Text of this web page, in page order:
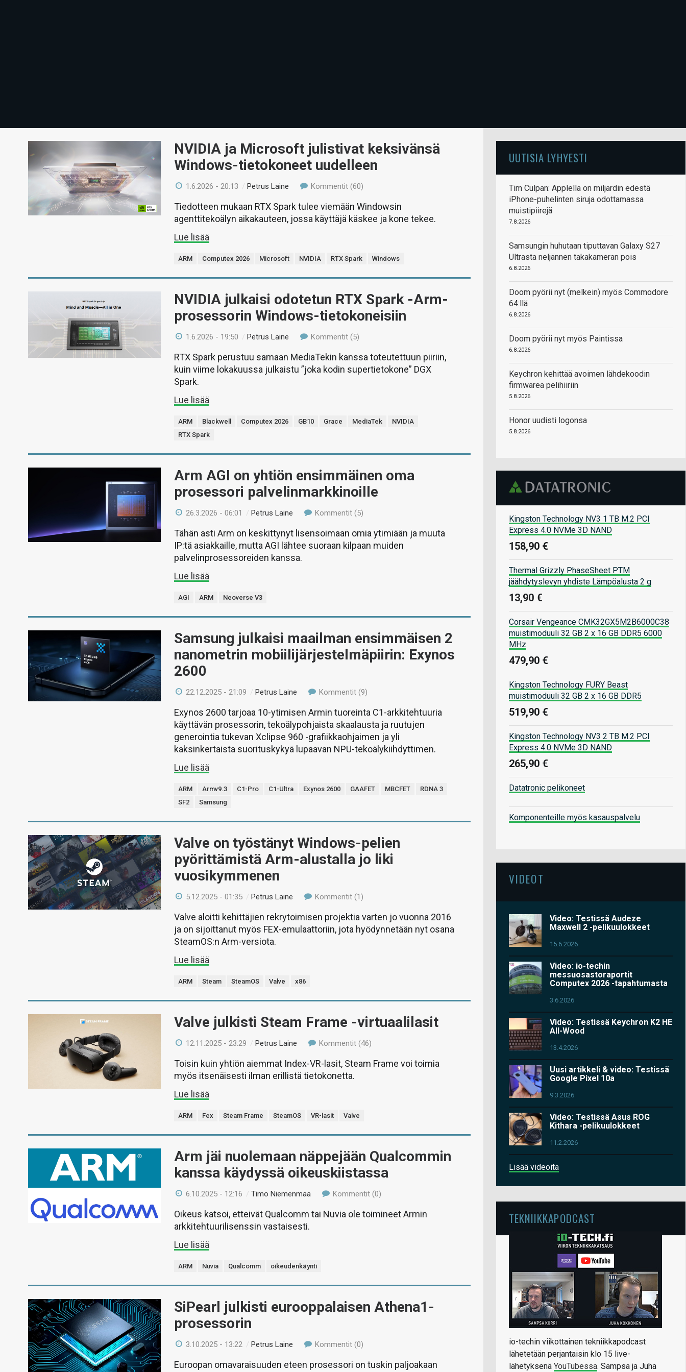
NVIDIA ja Microsoft julistivat keksivänsä
Windows-tietokoneet uudelleen
1.6.2026 - 20:13 /Petrus Laine Kommentit (60)
Tiedotteen mukaan RTX Spark tulee viemään Windowsin
agenttitekoälyn aikakauteen, jossa käyttäjä käskee ja kone tekee.
Lue lisää
ARM Computex 2026 Microsoft NVIDIA RTX Spark Windows
NVIDIA julkaisi odotetun RTX Spark -Arm-
prosessorin Windows-tietokoneisiin
1.6.2026 - 19:50 /Petrus Laine Kommentit (5)
RTX Spark perustuu samaan MediaTekin kanssa toteutettuun piiriin,
kuin viime lokakuussa julkaistu ”joka kodin supertietokone” DGX
Spark.
Lue lisää
ARM Blackwell Computex 2026 GB10 Grace MediaTek
NVIDIA
RTX Spark
Arm AGI on yhtiön ensimmäinen oma
prosessori palvelinmarkkinoille
26.3.2026 - 06:01 /Petrus Laine Kommentit (5)
Tähän asti Arm on keskittynyt lisensoimaan omia ytimiään ja muuta
IP:tä asiakkaille, mutta AGI lähtee suoraan kilpaan muiden
palvelinprosessoreiden kanssa.
Lue lisää
AGI ARM Neoverse V3
Samsung julkaisi maailman ensimmäisen 2
nanometrin mobiilijärjestelmäpiirin: Exynos
2600
22.12.2025 - 21:09 /Petrus Laine Kommentit (9)
Exynos 2600 tarjoaa 10-ytimisen Armin tuoreinta C1-arkkitehtuuria
käyttävän prosessorin, tekoälypohjaista skaalausta ja ruutujen
generointia tukevan Xclipse 960 -grafiikkaohjaimen ja yli
kaksinkertaista suorituskykyä lupaavan NPU-tekoälykiihdyttimen.
Lue lisää
ARM Armv9.3 C1-Pro C1-Ultra Exynos 2600 GAAFET MBCFET
RDNA 3
SF2
Samsung
Valve on työstänyt Windows-pelien
pyörittämistä Arm-alustalla jo liki
vuosikymmenen
5.12.2025 - 01:35 /Petrus Laine Kommentit (1)
Valve aloitti kehittäjien rekrytoimisen projektia varten jo vuonna 2016
ja on sijoittanut myös FEX-emulaattoriin, jota hyödynnetään nyt osana
SteamOS:n Arm-versiota.
Lue lisää
ARM Steam SteamOS Valve x86
Valve julkisti Steam Frame -virtuaalilasit
12.11.2025 - 23:29 /Petrus Laine Kommentit (46)
Toisin kuin yhtiön aiemmat Index-VR-lasit, Steam Frame voi toimia
myös itsenäisesti ilman erillistä tietokonetta.
Lue lisää
ARM Fex Steam Frame SteamOS VR-lasit Valve
Arm jäi nuolemaan näppejään Qualcommin
kanssa käydyssä oikeuskiistassa
6.10.2025 - 12:16 /Timo Niemenmaa Kommentit (0)
Oikeus katsoi, etteivät Qualcomm tai Nuvia ole toimineet Armin
arkkitehtuurilisenssin vastaisesti.
Lue lisää
ARM Nuvia Qualcomm oikeudenkäynti
SiPearl julkisti eurooppalaisen Athena1-
prosessorin
3.10.2025 - 13:22 /Petrus Laine Kommentit (0)
Euroopan omavaraisuuden eteen prosessori on tuskin paljoakaan
UUTISIA LYHYESTI
Tim Culpan: Applella on miljardin edestä
iPhone-puhelinten siruja odottamassa
muistipiirejä
7.8.2026
Samsungin huhutaan tiputtavan Galaxy S27
Ultrasta neljännen takakameran pois
6.8.2026
Doom pyörii nyt (melkein) myös Commodore
64:llä
6.8.2026
Doom pyörii nyt myös Paintissa
6.8.2026
Keychron kehittää avoimen lähdekoodin
firmwarea pelihiiriin
5.8.2026
Honor uudisti logonsa
5.8.2026
Kingston Technology NV3 1 TB M.2 PCI
Express 4.0 NVMe 3D NAND
158,90 €
Thermal Grizzly PhaseSheet PTM
jäähdytyslevyn yhdiste Lämpöalusta 2 g
13,90 €
Corsair Vengeance CMK32GX5M2B6000C38
muistimoduuli 32 GB 2 x 16 GB DDR5 6000
MHz
479,90 €
Kingston Technology FURY Beast
muistimoduuli 32 GB 2 x 16 GB DDR5
519,90 €
Kingston Technology NV3 2 TB M.2 PCI
Express 4.0 NVMe 3D NAND
265,90 €
Datatronic pelikoneet
Komponenteille myös kasauspalvelu
VIDEOT
Video: Testissä Audeze
Maxwell 2 -pelikuulokkeet
15.6.2026
Video: io-techin
messuosastoraportit
Computex 2026 -tapahtumasta
3.6.2026
Video: Testissä Keychron K2 HE
All-Wood
13.4.2026
Uusi artikkeli & video: Testissä
Google Pixel 10a
9.3.2026
Video: Testissä Asus ROG
Kithara -pelikuulokkeet
11.2.2026
Lisää videoita
TEKNIIKKAPODCAST
io-techin viikottainen tekniikkapodcast
lähetetään perjantaisin klo 15 live-
lähetyksenä YouTubessa. Sampsa ja Juha